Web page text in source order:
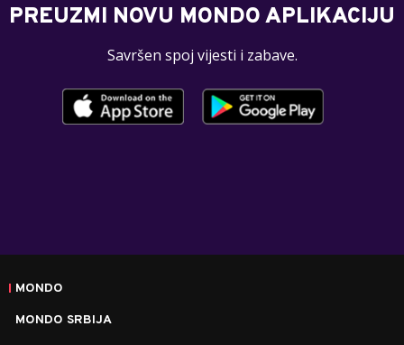
PREUZMI NOVU MONDO APLIKACIJU
Savršen spoj vijesti i zabave.
MONDO
MONDO SRBIJA